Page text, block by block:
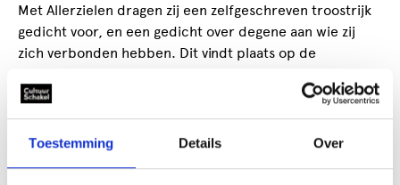
Toestemming Details Over
Met Allerzielen dragen zij een zelfgeschreven troostrijk
gedicht voor, en een gedicht over degene aan wie zij
zich verbonden hebben. Dit vindt plaats op de
Dit jaar verzorgen wij Allerzielen voor de 10e editie.
Dichter bij de dood organiseert op 1 november a.s. een